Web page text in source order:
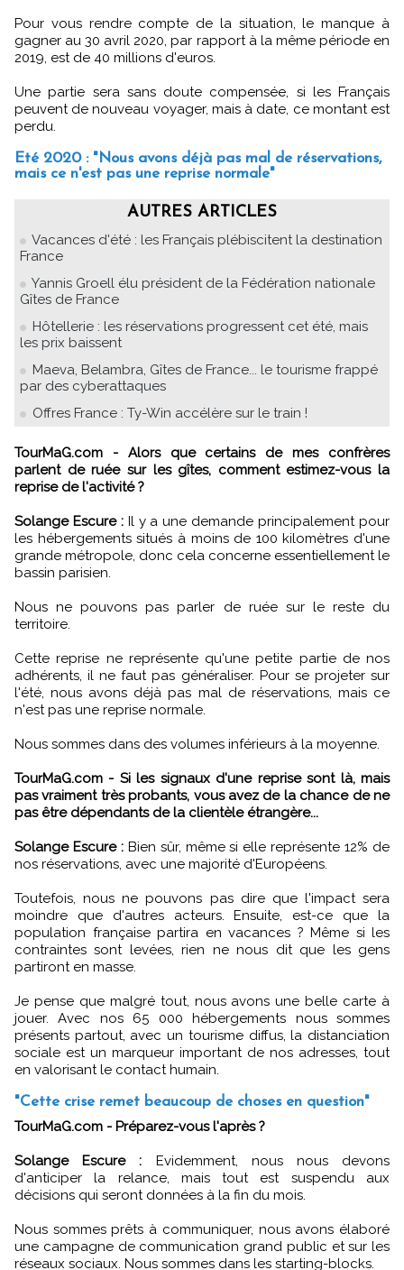
Pour vous rendre compte de la situation, le manque à
gagner au 30 avril 2020, par rapport à la même période en
2019, est de 40 millions d'euros.
Une partie sera sans doute compensée, si les Français
peuvent de nouveau voyager, mais à date, ce montant est
perdu.
Eté 2020 : "Nous avons déjà pas mal de réservations,
mais ce n'est pas une reprise normale"
AUTRES ARTICLES
Vacances d'été : les Français plébiscitent la destination
France
Yannis Groell élu président de la Fédération nationale
Gîtes de France
Hôtellerie : les réservations progressent cet été, mais
les prix baissent
Maeva, Belambra, Gîtes de France... le tourisme frappé
par des cyberattaques
Offres France : Ty-Win accélère sur le train !
TourMaG.com - Alors que certains de mes confrères
parlent de ruée sur les gîtes, comment estimez-vous la
reprise de l'activité ?
Solange Escure :Il y a une demande principalement pour
les hébergements situés à moins de 100 kilomètres d'une
grande métropole, donc cela concerne essentiellement le
bassin parisien.
Nous ne pouvons pas parler de ruée sur le reste du
territoire.
Cette reprise ne représente qu'une petite partie de nos
adhérents, il ne faut pas généraliser. Pour se projeter sur
l'été, nous avons déjà pas mal de réservations, mais ce
n'est pas une reprise normale.
Nous sommes dans des volumes inférieurs à la moyenne.
TourMaG.com - Si les signaux d'une reprise sont là, mais
pas vraiment très probants, vous avez de la chance de ne
pas être dépendants de la clientèle étrangère...
Solange Escure :Bien sûr, même si elle représente 12% de
nos réservations, avec une majorité d'Européens.
Toutefois, nous ne pouvons pas dire que l'impact sera
moindre que d'autres acteurs. Ensuite, est-ce que la
population française partira en vacances ? Même si les
contraintes sont levées, rien ne nous dit que les gens
partiront en masse.
Je pense que malgré tout, nous avons une belle carte à
jouer. Avec nos 65 000 hébergements nous sommes
présents partout, avec un tourisme diffus, la distanciation
sociale est un marqueur important de nos adresses, tout
en valorisant le contact humain.
"Cette crise remet beaucoup de choses en question"
TourMaG.com - Préparez-vous l'après ?
Solange Escure : Evidemment, nous nous devons
d'anticiper la relance, mais tout est suspendu aux
décisions qui seront données à la fin du mois.
Nous sommes prêts à communiquer, nous avons élaboré
une campagne de communication grand public et sur les
réseaux sociaux. Nous sommes dans les starting-blocks.